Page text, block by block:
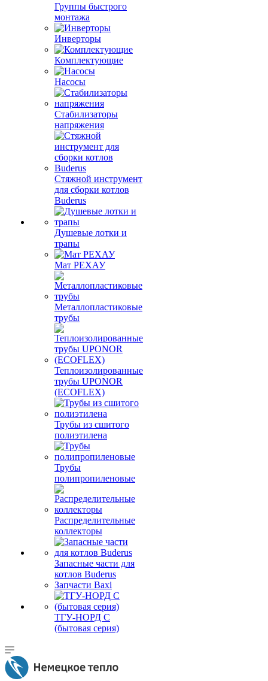
Группы быстрого
монтажа
Инверторы
Комплектующие
Насосы
Стабилизаторы
напряжения
Стяжной инструмент
для сборки котлов
Buderus
Душевые лотки и
трапы
Мат РЕХАУ
Металлопластиковые
трубы
Теплоизолированные
трубы UPONOR
(ECOFLEX)
Трубы из сшитого
полиэтилена
Трубы
полипропиленовые
Распределительные
коллекторы
Запасные части для
котлов Buderus
Запчасти Baxi
ТГУ-НОРД С
(бытовая серия)